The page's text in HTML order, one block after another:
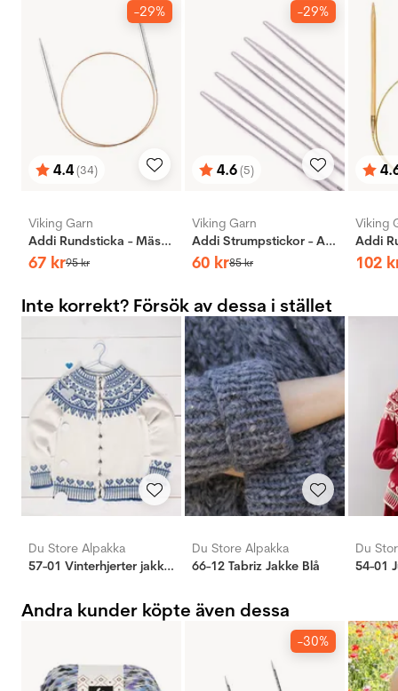
-29%
Betyg:
4.4(34)
utav 5 stjärnor
Viking Garn
Addi Rundsticka - Mässing
67 kr95kr
-29%
Betyg:
4.6(5)
utav 5 stjärnor
Viking Garn
Addi Strumpstickor - Aluminium
60 kr85kr
utav
Viking
102
Inte korrekt? Försök av dessa i stället
Du Store Alpakka
57-01 Vinterhjerter jakke natur
Du Store Alpakka
66-12 Tabriz Jakke Blå
Du
54-01
Andra kunder köpte även dessa
-30%